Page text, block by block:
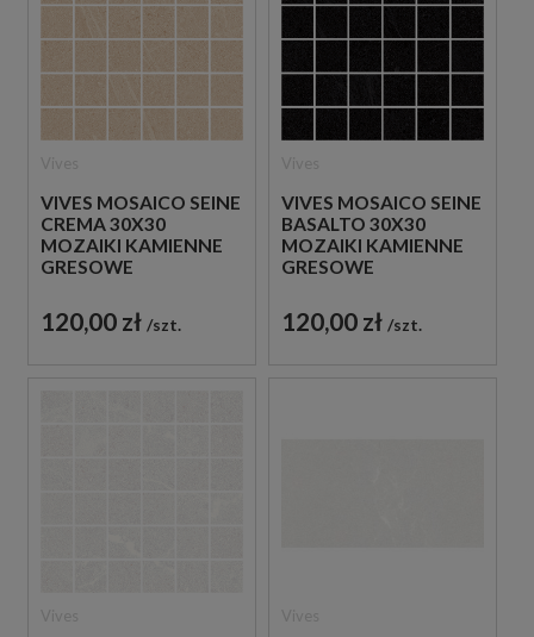
VIVES MOSAICO SEINE
CREMA 30X30
MOZAIKI KAMIENNE
GRESOWE
120,00 zł szt.
VIVES MOSAICO SEINE
BASALTO 30X30
MOZAIKI KAMIENNE
GRESOWE
120,00 zł szt.